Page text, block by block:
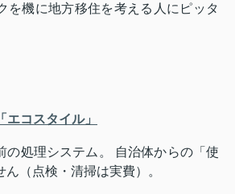
を機に地方移住を考える人にピッタ
コスタイル」
の処理システム。 自治体からの「使
（点検・清掃は実費）。